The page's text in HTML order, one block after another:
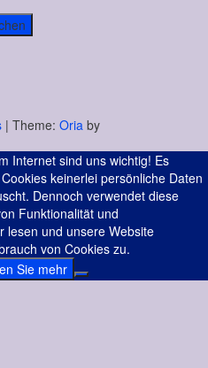
| Theme: Oria by
Internet sind uns wichtig! Es
keinerlei persönliche Daten
Dennoch verwendet diese
Funktionalität und
lesen und unsere Website
von Cookies zu.
Sie mehr